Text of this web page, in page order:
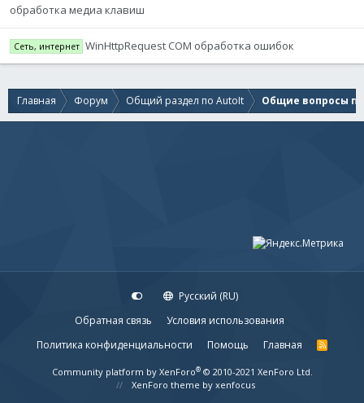
обработка медиа клавиш
Сеть, интернет WinHttpRequest COM обработка ошибок
Главная Форум Общий раздел по AutoIt Общие вопросы
Русский (RU)
Обратная связь
Условия использования
Политика конфиденциальности
Помощь Главная
R
S
Community platform by XenForo® © 2010-2021 XenForo Ltd.
XenForo theme by xenfocus